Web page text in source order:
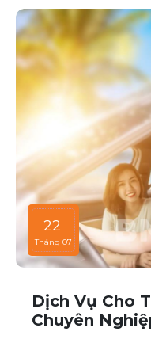
22
Tháng 07
Dịch Vụ Cho
Chuyên